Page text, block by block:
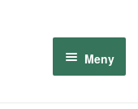
Meny